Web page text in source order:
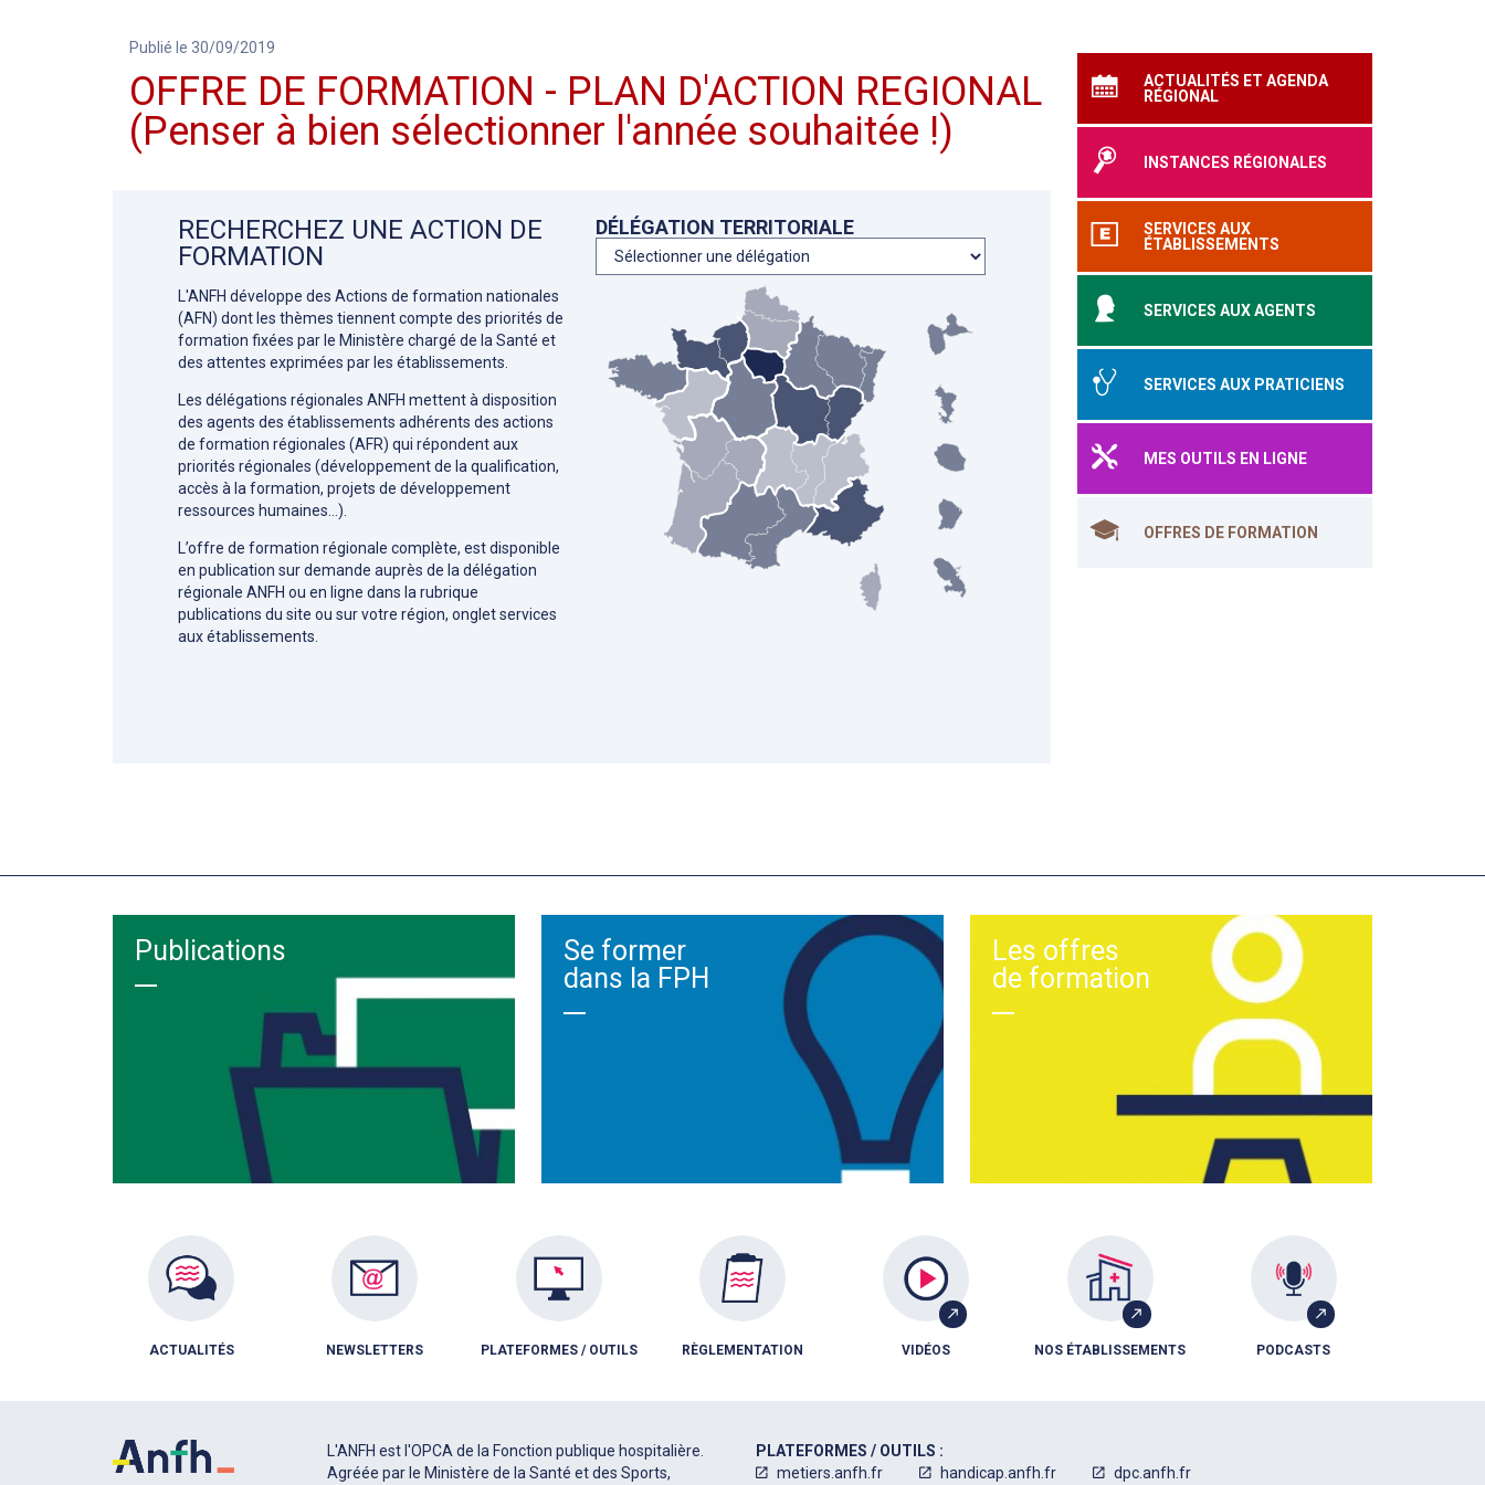
ACTUALITÉS ET AGENDA
RÉGIONAL
INSTANCES RÉGIONALES
SERVICES AUX
ÉTABLISSEMENTS
SERVICES AUX AGENTS
SERVICES AUX PRATICIENS
MES OUTILS EN LIGNE
OFFRES DE FORMATION
Publié le 30/09/2019
OFFRE DE FORMATION - PLAN D'ACTION REGIONAL
(Penser à bien sélectionner l'année souhaitée !)
RECHERCHEZ UNE ACTION DE
FORMATION
L'ANFH développe des Actions de formation nationales
(AFN) dont les thèmes tiennent compte des priorités de
formation fixées par le Ministère chargé de la Santé et
des attentes exprimées par les établissements.
Les délégations régionales ANFH mettent à disposition
des agents des établissements adhérents des actions
de formation régionales (AFR) qui répondent aux
priorités régionales (développement de la qualification,
accès à la formation, projets de développement
ressources humaines…).
L’offre de formation régionale complète, est disponible
en publication sur demande auprès de la délégation
régionale ANFH ou en ligne dans la rubrique
publications du site ou sur votre région, onglet services
aux établissements.
DÉLÉGATION TERRITORIALE
Publications
Se former
dans la FPH
Les offres
de formation
ACTUALITÉS NEWSLETTERS PLATEFORMES / OUTILS RÈGLEMENTATION VIDÉOS NOS ÉTABLISSEMENTS PODCASTS
L'ANFH est l'OPCA de la Fonction publique hospitalière.
Agréée par le Ministère de la Santé et des Sports,
PLATEFORMES / OUTILS :
metiers.anfh.fr
handicap.anfh.fr dpc.anfh.fr